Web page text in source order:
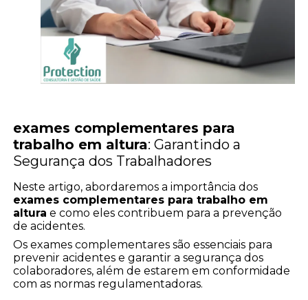
exames complementares para
trabalho em altura: Garantindo a
Segurança dos Trabalhadores
Neste artigo, abordaremos a importância dos
exames complementares para trabalho em
altura e como eles contribuem para a prevenção
de acidentes.
Os exames complementares são essenciais para
prevenir acidentes e garantir a segurança dos
colaboradores, além de estarem em conformidade
com as normas regulamentadoras.